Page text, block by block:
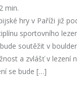
2 min.
hry v Paříži již
sportovního
soutěžit v
a zvlášť v lezení
se bude […]